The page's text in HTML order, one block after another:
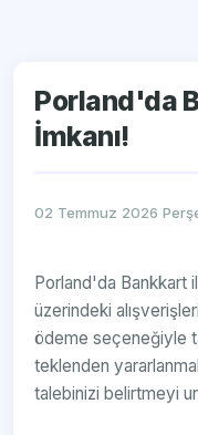
Porland'da
İmkanı!
02 Temmuz 2026
Porland'da Bankkart
üzerindeki
ödeme seçeneğiyle
teklenden
talebinizi belirtmeyi